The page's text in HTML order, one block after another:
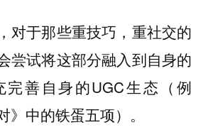
对于那些重技巧，重社交的
尝试将这部分融入到自身的
完善自身的UGC生态（例
》中的铁蛋五项）。